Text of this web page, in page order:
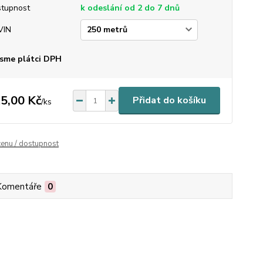
k odeslání od 2 do 7 dnů
plátci DPH
Kč/ks Přidat do košíku
/ dostupnost
0